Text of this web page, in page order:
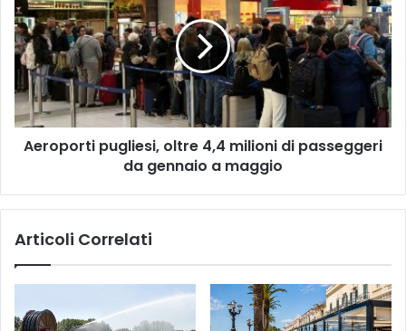
oltre
4,4
milioni
di
passeggeri
da
gennaio
Aeroporti pugliesi, oltre 4,4 milioni di passeggeri
da gennaio a maggio
Articoli Correlati